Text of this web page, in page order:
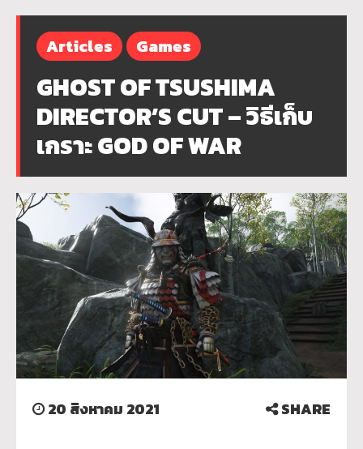
Articles Games
GHOST OF TSUSHIMA
DIRECTOR’S CUT – วิธีเก็บ
เกราะ GOD OF WAR
20 สิงหาคม 2021 SHARE